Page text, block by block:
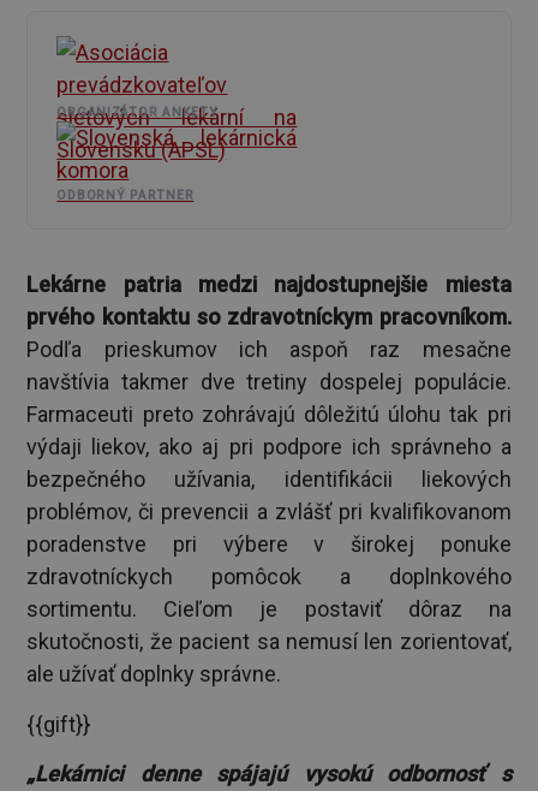
ORGANIZÁTOR ANKETY
ODBORNÝ PARTNER
Lekárne patria medzi najdostupnejšie miesta
prvého kontaktu so zdravotníckym pracovníkom.
Podľa prieskumov ich aspoň raz mesačne
navštívia takmer dve tretiny dospelej populácie.
Farmaceuti preto zohrávajú dôležitú úlohu tak pri
výdaji liekov, ako aj pri podpore ich správneho a
bezpečného užívania, identifikácii liekových
problémov, či prevencii a zvlášť pri kvalifikovanom
poradenstve pri výbere v širokej ponuke
zdravotníckych pomôcok a doplnkového
sortimentu. Cieľom je postaviť dôraz na
skutočnosti, že pacient sa nemusí len zorientovať,
ale užívať doplnky správne.
{{gift}}
„Lekárnici denne spájajú vysokú odbornosť s